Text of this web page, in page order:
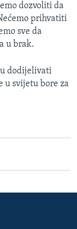
dozvoliti da
prihvatiti
sve da
u brak.
dodijelivati
u svijetu bore za